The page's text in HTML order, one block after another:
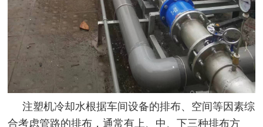
注塑机冷却水根据车间设备的排布、空间等因素综
合考虑管路的排布，通常有上、中、下三种排布方